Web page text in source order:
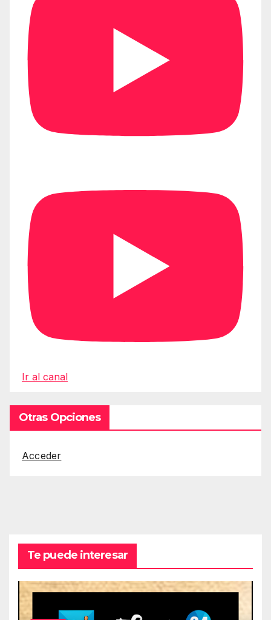
Ir al canal
Otras Opciones
Acceder
Te puede interesar